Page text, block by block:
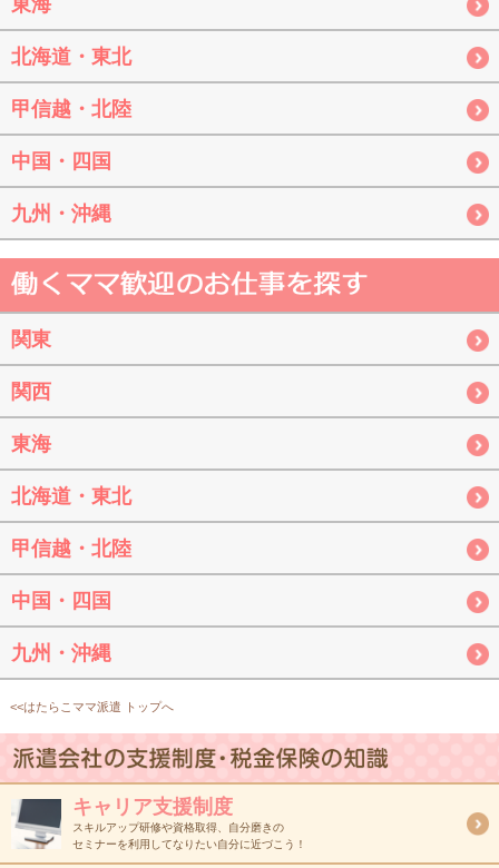
北海道・東北
甲信越・北陸
中国・四国
九州・沖縄
関東
関西
東海
北海道・東北
甲信越・北陸
中国・四国
九州・沖縄
<<はたらこママ派遣 トップへ
キャリア支援制度
スキルアップ研修や資格取得、自分磨きの
セミナーを利用してなりたい自分に近づこう！